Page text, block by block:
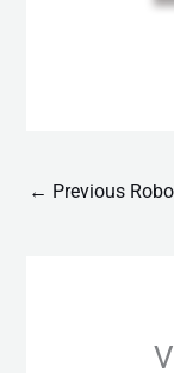
← Previous